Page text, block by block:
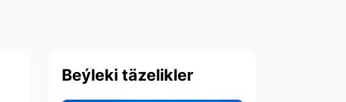
Beýleki täzelikler